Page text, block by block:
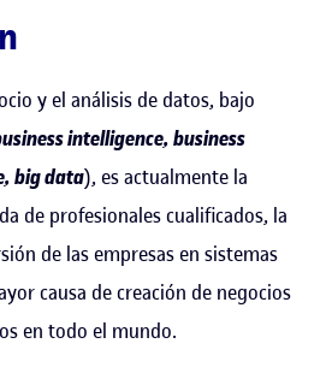
y el análisis de datos, bajo
intelligence, business
big data), es actualmente la
de profesionales cualificados, la
de las empresas en sistemas
causa de creación de negocios
en todo el mundo.